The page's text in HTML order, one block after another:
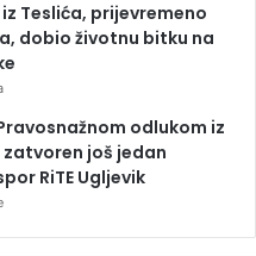
Teslića, prijevremeno
dobio životnu bitku na
odlukom iz
još jedan
RiTE Ugljevik